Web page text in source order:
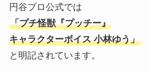
円谷プロ公式では
「プチ怪獣『プッチー』
キャラクターボイス 小林ゆう」
と明記されています。